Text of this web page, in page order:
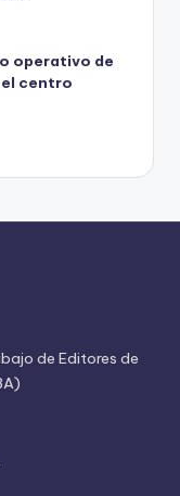
operativo de
centro
de Editores de